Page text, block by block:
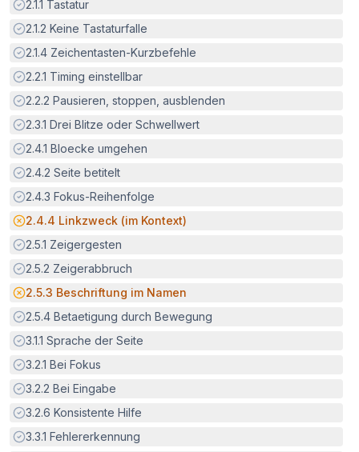
Erfüllt:
2.1.1 Tastatur
Erfüllt:
2.1.2 Keine Tastaturfalle
Erfüllt:
2.1.4 Zeichentasten-Kurzbefehle
Erfüllt:
2.2.1 Timing einstellbar
Erfüllt:
2.2.2 Pausieren, stoppen, ausblenden
Erfüllt:
2.3.1 Drei Blitze oder Schwellwert
Erfüllt:
2.4.1 Bloecke umgehen
Erfüllt:
2.4.2 Seite betitelt
Erfüllt:
2.4.3 Fokus-Reihenfolge
Potenzielle Barriere:
2.4.4 Linkzweck (im Kontext)
Erfüllt:
2.5.1 Zeigergesten
Erfüllt:
2.5.2 Zeigerabbruch
Potenzielle Barriere:
2.5.3 Beschriftung im Namen
Erfüllt:
2.5.4 Betaetigung durch Bewegung
Erfüllt:
3.1.1 Sprache der Seite
Erfüllt:
3.2.1 Bei Fokus
Erfüllt:
3.2.2 Bei Eingabe
Erfüllt:
3.2.6 Konsistente Hilfe
Erfüllt:
3.3.1 Fehlererkennung